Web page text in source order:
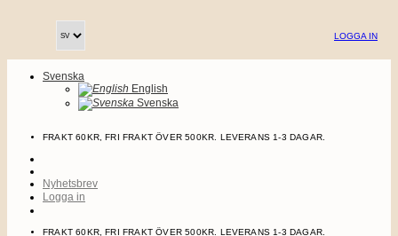
LOGGA IN
Svenska
English
Svenska
FRAKT 60KR, FRI FRAKT ÖVER 500KR. LEVERANS 1-3 DAGAR.
Nyhetsbrev
Logga in
FRAKT 60KR, FRI FRAKT ÖVER 500KR. LEVERANS 1-3 DAGAR.